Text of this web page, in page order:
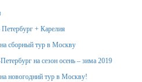
+ Карелия
сборный тур в Москву
на сезон осень – зима 2019
новогодний тур в Москву!